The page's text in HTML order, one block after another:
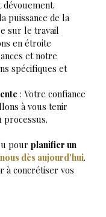
puissance de la
sur le travail
en étroite
et notre
spécifiques et
: Votre confiance
à vous tenir
processus.
pour planifier un
dès aujourd'hui.
à concrétiser vos